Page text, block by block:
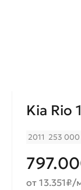
Kia Rio
2011 253 000
от 13.351₽/